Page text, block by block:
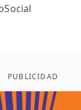
PUBLICIDAD